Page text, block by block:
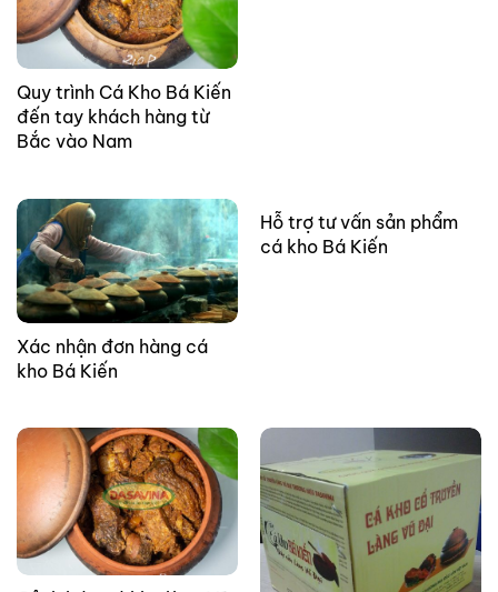
Quy trình Cá Kho Bá Kiến
đến tay khách hàng từ
Bắc vào Nam
Xác nhận đơn hàng cá
kho Bá Kiến
Hỗ trợ tư vấn sản phẩm
cá kho Bá Kiến